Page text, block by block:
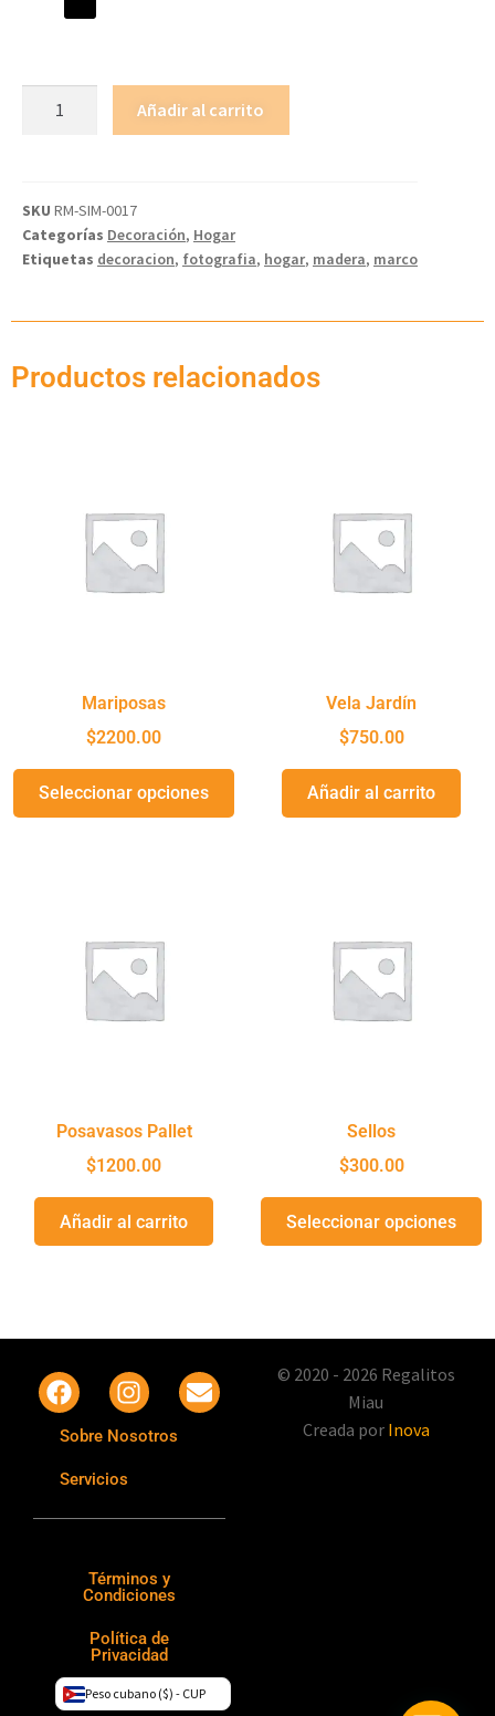
Añadir al carrito
SKU RM-SIM-0017
Categorías Decoración, Hogar
Etiquetas decoracion, fotografia, hogar, madera, marco
Productos relacionados
Mariposas
$2200.00
Seleccionar opciones
Vela Jardín
$750.00
Añadir al carrito
Posavasos Pallet
$1200.00
Añadir al carrito
Sellos
$300.00
Seleccionar opciones
Sobre Nosotros
Servicios
Términos y
Condiciones
Política de
Privacidad
Peso cubano ($) - CUP
© 2020 - 2026 Regalitos
Miau
Creada por Inova